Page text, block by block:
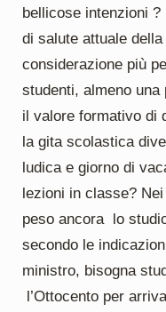
bellicose intenzioni
di salute attuale
considerazione più
studenti, almeno
il valore formativo di
la gita scolastica
ludica e giorno di
lezioni in classe?
peso ancora lo
secondo le
ministro, bisogna
l’Ottocento per